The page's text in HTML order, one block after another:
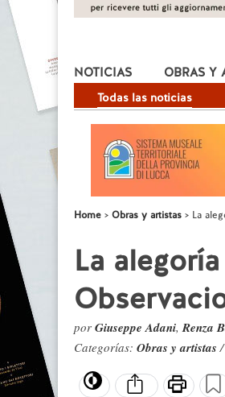
NOTICIAS
Todas las noticias
OBRAS Y
Home Obras y artistas La
La
por Giuseppe Adani,Renza
Categorías: Obras y artistas